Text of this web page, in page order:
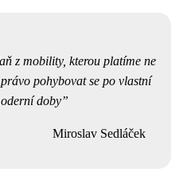
z mobility, kterou platíme ne
pohybovat se po vlastní
doby
Miroslav Sedláček